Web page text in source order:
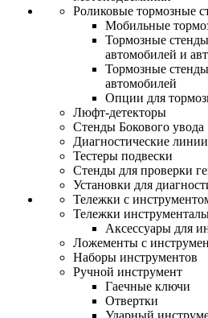
Роликовые тормозные
Мобильные
Тормозные
автомобилей и
Тормозные
автомобилей
Опции для
Люфт-детекторы
Стенды Бокового увода
Диагностические линии
Тестеры подвески
Стенды для проверки
Установки для
Тележки с
Тележки
Аксессуары для
Ложементы с
Наборы инструментов
Ручной инструмент
Гаечные ключи
Отвертки